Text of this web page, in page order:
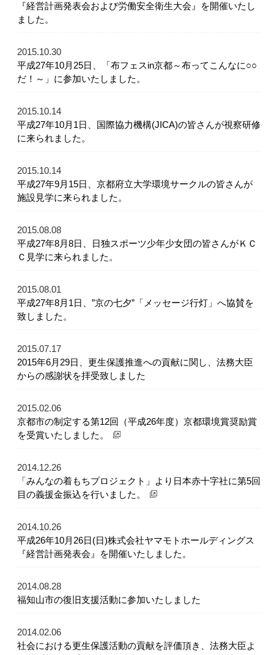
『経営計画発表会および労働安全衛生大会』を開催いたし
ました。
2015.10.30
平成27年10月25日、「布フェスin京都～布ってこんなに○○
だ！～」に参加いたしました。
2015.10.14
平成27年10月1日、国際協力機構(JICA)の皆さんが視察研修
に来られました。
2015.10.14
平成27年9月15日、京都府立大学環境サークルの皆さんが
施設見学に来られました。
2015.08.08
平成27年8月8日、日独スポーツ少年少女団の皆さんがＫＣ
Ｃ見学に来られました。
2015.08.01
平成27年8月1日、”京の七夕”「メッセージ行灯」へ協賛を
致しました。
2015.07.17
2015年6月29日、更生保護推進への貢献に関し、法務大臣
からの感謝状を拝受致しました
2015.02.06
京都市の制定する第12回（平成26年度）京都環境賞奨励賞
を受賞いたしました。
2014.12.26
「みんなの着もちプロジェクト」より日本赤十字社に第5回
目の義援金振込を行いました。
2014.10.26
平成26年10月26日(日)株式会社ヤマモトホールディングス
『経営計画発表会』を開催いたしました。
2014.08.28
福知山市の復旧支援活動に参加いたしました
2014.02.06
社会における更生保護活動の貢献を評価頂き、法務大臣よ